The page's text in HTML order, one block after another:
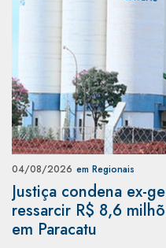
04/08/2026 em Regionais
Justiça condena ex-
ressarcir R$ 8,6
em Paracatu